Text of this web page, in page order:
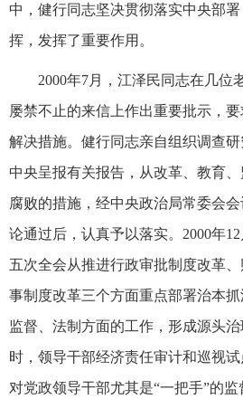
中，健行同志坚决贯彻落实中央部
挥，发挥了重要作用。
2000年7月，江泽民同志在几位
屡禁不止的来信上作出重要批示，
解决措施。健行同志亲自组织调查
中央呈报有关报告，从改革、教育
腐败的措施，经中央政治局常委会
论通过后，认真予以落实。2000年
五次全会从推进行政审批制度改革
事制度改革三个方面重点部署治本抓
监督、法制方面的工作，形成源头
时，领导干部经济责任审计和巡视试
对党政领导干部尤其是“一把手”的监